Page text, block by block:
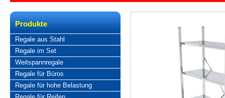
Produkte
Regale aus Stahl
Regale im Set
Weitspannregale
Regale für Büros
Regale für hohe Belastung